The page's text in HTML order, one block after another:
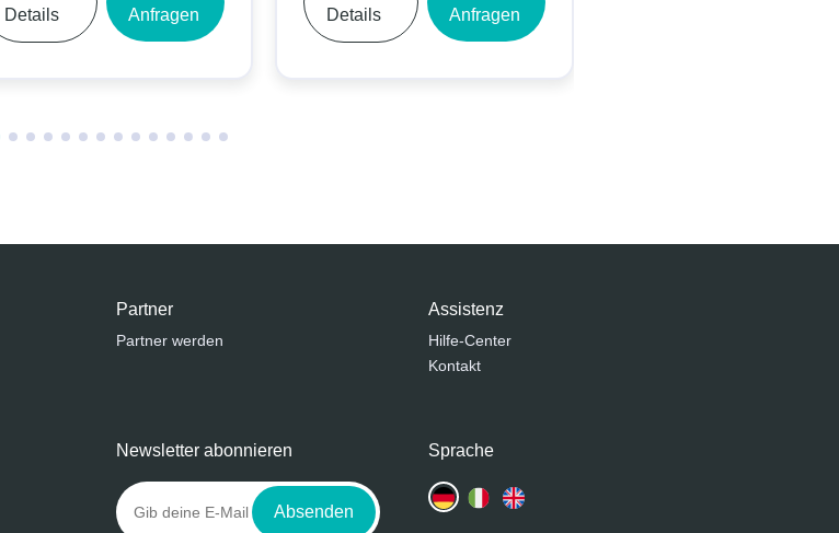
Details
Anfragen
Details
Anfragen
Partner
Partner werden
Assistenz
Hilfe-Center
Kontakt
Newsletter abonnieren
Absenden
Sprache